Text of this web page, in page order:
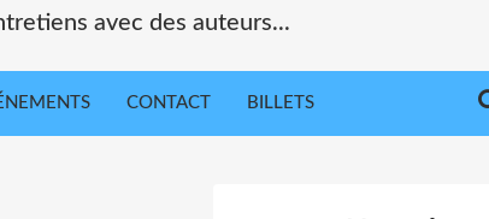
avec des auteurs...
CONTACT BILLETS